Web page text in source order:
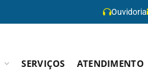
Ouvidoria
SERVIÇOS ATENDIMENTO